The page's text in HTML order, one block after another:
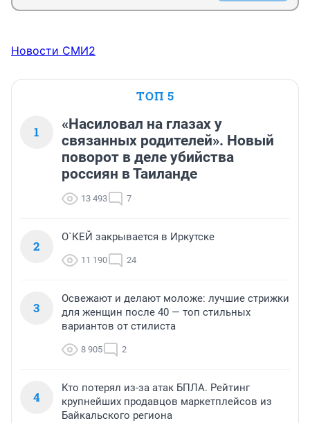
Новости СМИ2
ТОП 5
1
«Насиловал на глазах у
связанных родителей». Новый
поворот в деле убийства
россиян в Таиланде
13 493 7
2
О`КЕЙ закрывается в Иркутске
11 190 24
3
Освежают и делают моложе: лучшие стрижки
для женщин после 40 — топ стильных
вариантов от стилиста
8 905 2
4
Кто потерял из-за атак БПЛА. Рейтинг
крупнейших продавцов маркетплейсов из
Байкальского региона